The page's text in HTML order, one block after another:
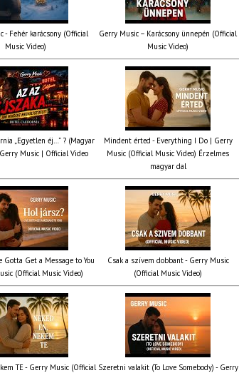
- Fehér karácsony (Official
Music Video)
Gerry Music – Karácsony ünnepén (Official
Music Video)
„Egyetlen éj…” ? (Magyar
Music | Official Video
Mindent érted - Everything I Do | Gerry
Music (Official Music Video) Érzelmes
magyar dal
Gotta Get a Message to You
(Official Music Video)
Csak a szívem dobbant - Gerry Music
(Official Music Video)
TE - Gerry Music (Official Szeretni valakit (To Love Somebody) - Gerry